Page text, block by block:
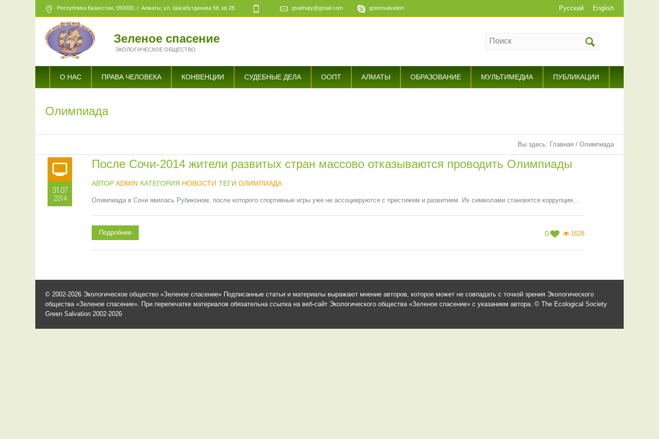
Русский English
Республика Казахстан, 050000, г. Алматы, ул. Шагабутдинова 58, кв 28. gsalmaty@gmail.com greensalvation
Зеленое спасение
ЭКОЛОГИЧЕСКОЕ ОБЩЕСТВО
О НАС ПРАВА ЧЕЛОВЕКА КОНВЕНЦИИ СУДЕБНЫЕ ДЕЛА ООПТ АЛМАТЫ ОБРАЗОВАНИЕ МУЛЬТИМЕДИА ПУБЛИКАЦИИ
Олимпиада
Вы здесь: Главная / Олимпиада
31.07
2014
После Сочи-2014 жители развитых стран массово отказываются проводить Олимпиады
АВТОР ADMIN КАТЕГОРИЯ НОВОСТИ ТЕГИ ОЛИМПИАДА
Олимпиада в Сочи явилась Рубиконом, после которого спортивные игры уже не ассоциируются с престижем и развитием. Их символами становятся коррупция,...
0 1628
Подробнее
© 2002-2026 Экологическое общество «Зеленое спасение» Подписанные статьи и материалы выражают мнение авторов, которое может не совпадать с точкой зрения Экологического
общества «Зеленое спасение». При перепечатке материалов обязательна ссылка на веб-сайт Экологического общества «Зеленое спасение» с указанием автора. © The Ecological Society
Green Salvation 2002-2026